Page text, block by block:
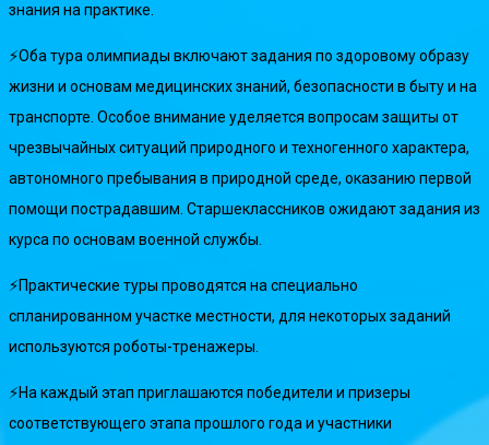
знания на практике.
⚡️Оба тура олимпиады включают задания по здоровому образу
жизни и основам медицинских знаний, безопасности в быту и на
транспорте. Особое внимание уделяется вопросам защиты от
чрезвычайных ситуаций природного и техногенного характера,
автономного пребывания в природной среде, оказанию первой
помощи пострадавшим. Старшеклассников ожидают задания из
курса по основам военной службы.
⚡️Практические туры проводятся на специально
спланированном участке местности, для некоторых заданий
используются роботы-тренажеры.
⚡️На каждый этап приглашаются победители и призеры
соответствующего этапа прошлого года и участники